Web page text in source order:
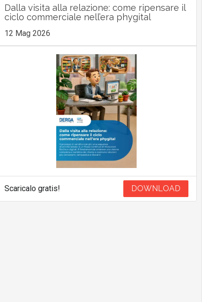
Dalla visita alla relazione: come ripensare il
ciclo commerciale nell’era phygital
12 Mag 2026
Scaricalo gratis! DOWNLOAD